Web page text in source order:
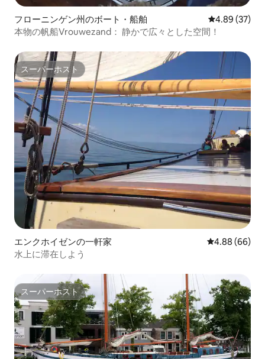
フローニンゲン州のボート・船舶 レビュー37
4.89 (37)
本物の帆船Vrouwezand： 静かで広々とした空間！
スーパーホスト
スーパーホスト
エンクホイゼンの一軒家 レビュー66件
4.88 (66)
水上に滞在しよう
スーパーホスト
スーパーホスト